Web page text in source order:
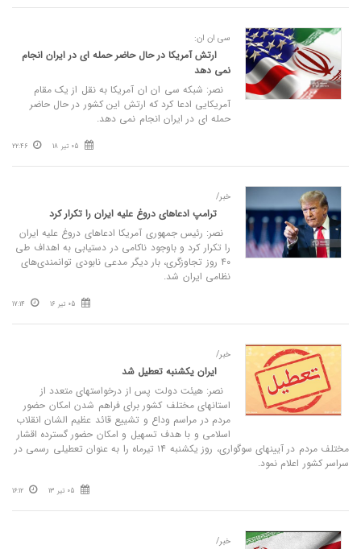
سی ان ان:
ارتش آمریکا در حال حاضر حمله ای در ایران انجام
نمی دهد
نصر: شبکه سی ان ان آمریکا به نقل از یک مقام
آمریکایی ادعا کرد که ارتش این کشور در حال حاضر
حمله ای در ایران انجام نمی دهد.
05 تیر 18 22:46
خبر/
ترامپ ادعاهای دروغ علیه ایران را تکرار کرد
نصر: رئیس جمهوری آمریکا ادعاهای دروغ علیه ایران
را تکرار کرد و باوجود ناکامی در دستیابی به اهداف طی
۴۰ روز تجاوزگری، بار دیگر مدعی نابودی توانمندی‌های
نظامی ایران شد.
05 تیر 16 17:14
خبر/
ایران یکشنبه تعطیل شد
نصر: هیئت دولت پس از درخواستهای متعدد از
استانهای مختلف کشور برای فراهم شدن امکان حضور
مردم در مراسم وداع و تشییع قائد عظیم الشان انقلاب
اسلامی و با هدف تسهیل و امکان حضور گسترده اقشار
مختلف مردم در آیینهای سوگواری، روز یکشنبه ۱۴ تیرماه را به عنوان تعطیلی رسمی در
سراسر کشور اعلام نمود.
05 تیر 13 16:12
خبر/